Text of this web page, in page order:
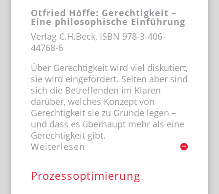
Otfried Höffe: Gerechtigkeit –
Eine philosophische Einführung
Verlag C.H.Beck, ISBN 978-3-406-
44768-6
Über Gerechtigkeit wird viel diskutiert,
sie wird eingefordert. Selten aber sind
sich die Betreffenden im Klaren
darüber, welches Konzept von
Gerechtigkeit sie zu Grunde legen –
und dass es überhaupt mehr als eine
Gerechtigkeit gibt.
Weiterlesen
Prozessoptimierung